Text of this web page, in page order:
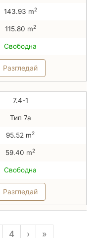
143.93 m2
115.80 m2
Свободна
Разгледай
7.4-1
Тип 7а
95.52 m2
59.40 m2
Свободна
Разгледай
4 › »